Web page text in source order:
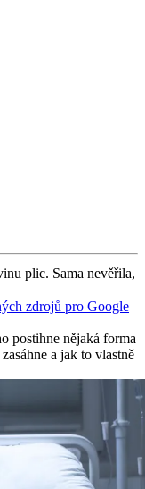
plic. Sama nevěřila,
zdrojů pro Google
postihne nějaká forma
a jak to vlastně